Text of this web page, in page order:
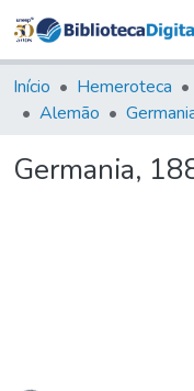
Início Hemeroteca
Alemão
Germania,